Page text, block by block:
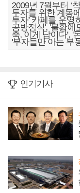
2009년 7월부터 ‘
투자를 위한 계몽
투자’ 카페를 운영
공방정식', '불황에
축, 이게 답이다', '
'부자들만 아는 부
인기기사